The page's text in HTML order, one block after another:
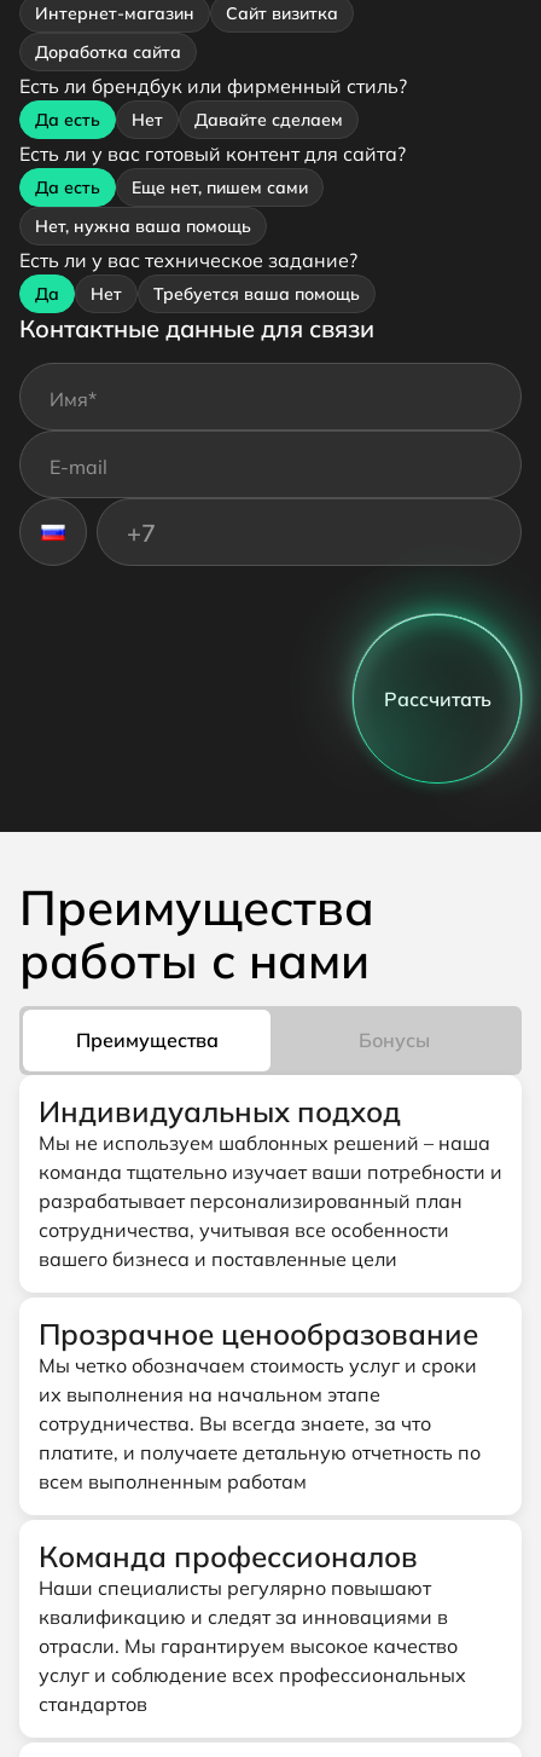
Интернет-магазин
Сайт визитка
Доработка сайта
Есть ли брендбук или фирменный стиль?
Да есть Нет Давайте сделаем
Есть ли у вас готовый контент для сайта?
Да есть
Еще нет, пишем сами
Нет, нужна ваша помощь
Есть ли у вас техническое задание?
Да Нет Требуется ваша помощь
Контактные данные для связи
Рассчитать
Преимущества
работы с нами
Преимущества Бонусы
Индивидуальных подход
Мы не используем шаблонных решений – наша
команда тщательно изучает ваши потребности и
разрабатывает персонализированный план
сотрудничества, учитывая все особенности
вашего бизнеса и поставленные цели
Прозрачное ценообразование
Мы четко обозначаем стоимость услуг и сроки
их выполнения на начальном этапе
сотрудничества. Вы всегда знаете, за что
платите, и получаете детальную отчетность по
всем выполненным работам
Команда профессионалов
Наши специалисты регулярно повышают
квалификацию и следят за инновациями в
отрасли. Мы гарантируем высокое качество
услуг и соблюдение всех профессиональных
стандартов